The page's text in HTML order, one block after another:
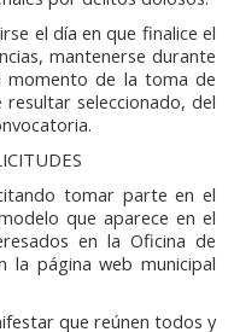
el día en que finalice el
mantenerse durante
momento de la toma de
seleccionado, del
tomar parte en el
que aparece en el
en la Oficina de
la página web municipal
que reúnen todos y